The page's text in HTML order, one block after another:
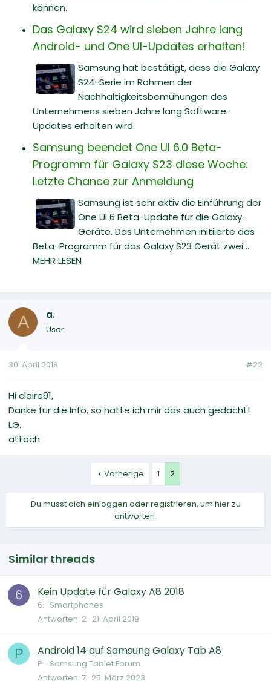
können.
Das Galaxy S24 wird sieben Jahre lang
Android- und One UI-Updates erhalten!
Samsung hat bestätigt, dass die Galaxy
S24-Serie im Rahmen der
Nachhaltigkeitsbemühungen des
Unternehmens sieben Jahre lang Software-
Updates erhalten wird.
Samsung beendet One UI 6.0 Beta-
Programm für Galaxy S23 diese Woche:
Letzte Chance zur Anmeldung
Samsung ist sehr aktiv die Einführung der
One UI 6 Beta-Update für die Galaxy-
Geräte. Das Unternehmen initiierte das
Beta-Programm für das Galaxy S23 Gerät zwei ...
MEHR LESEN
A a.
User
30. April 2018 #22
Hi claire91,
Danke für die Info, so hatte ich mir das auch gedacht!
LG.
attach
Vorherige 1 2
Du musst dich einloggen oder registrieren, um hier zu
antworten.
Similar threads
6 Kein Update für Galaxy A8 2018
6. Smartphones
Antworten 2 21. April 2019
P Android 14 auf Samsung Galaxy Tab A8
P. Samsung Tablet Forum
Antworten 7 25. März 2023